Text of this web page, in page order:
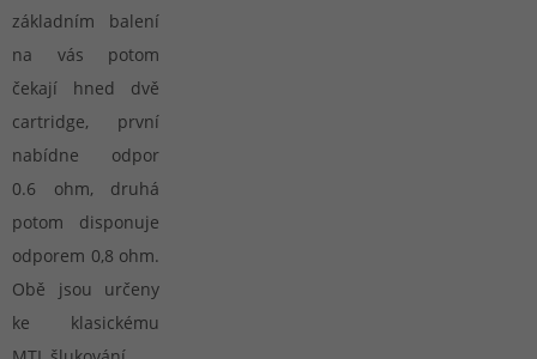
základním balení
na vás potom
čekají hned dvě
cartridge, první
nabídne odpor
0.6 ohm, druhá
potom disponuje
odporem 0,8 ohm.
Obě jsou určeny
ke klasickému